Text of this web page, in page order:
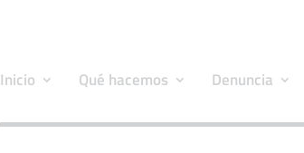
Inicio Qué hacemos Denuncia